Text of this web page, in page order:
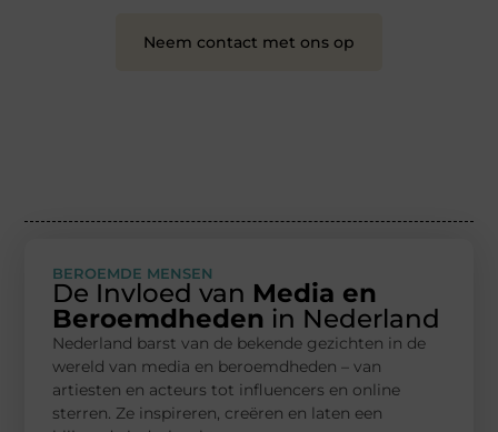
Neem contact met ons op
BEROEMDE MENSEN
De Invloed van Media en
Beroemdheden in Nederland
Nederland barst van de bekende gezichten in de
wereld van media en beroemdheden – van
artiesten en acteurs tot influencers en online
sterren. Ze inspireren, creëren en laten een